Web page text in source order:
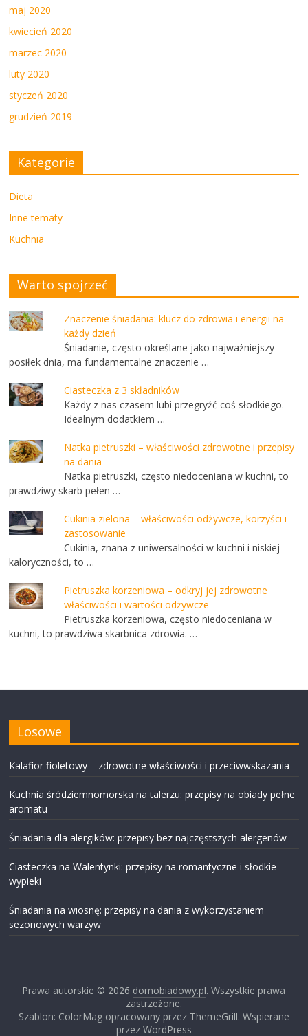
maj 2020
kwiecień 2020
marzec 2020
luty 2020
styczeń 2020
grudzień 2019
Kategorie
Dieta
Inne tematy
Kuchnia
Warto spojrzeć
Znaczenie śniadania: klucz do zdrowia i energii na
każdy dzień
Śniadanie, często określane jako najważniejszy
posiłek dnia, ma fundamentalne znaczenie …
Ciasteczka z 3 składników
Każdy z nas czasem lubi przegryźć coś słodkiego.
Idealnym dodatkiem …
Natka pietruszki – właściwości zdrowotne i przepisy
na dania
Natka pietruszki, często niedoceniana w kuchni, to
prawdziwy skarb pełen …
Cukinia zielona – właściwości odżywcze, korzyści i
zastosowanie
Cukinia, znana z uniwersalności w kuchni i niskiej
kaloryczności, to …
Pietruszka korzeniowa – odkryj jej zdrowotne
właściwości i wartości odżywcze
Pietruszka korzeniowa, często niedoceniana w
kuchni, to prawdziwa skarbnica zdrowia. …
Losowe
Kalafior fioletowy – zdrowotne właściwości i przeciwwskazania
Kuchnia śródziemnomorska na talerzu: przepisy na obiady pełne
aromatu
Śniadania dla alergików: przepisy bez najczęstszych alergenów
Ciasteczka na Walentynki: przepisy na romantyczne i słodkie
wypieki
Śniadania na wiosnę: przepisy na dania z wykorzystaniem
sezonowych warzyw
Prawa autorskie © 2026 domobiadowy.pl. Wszystkie prawa
zastrzeżone.
Szablon: ColorMag opracowany przez ThemeGrill. Wspierane
przez WordPress